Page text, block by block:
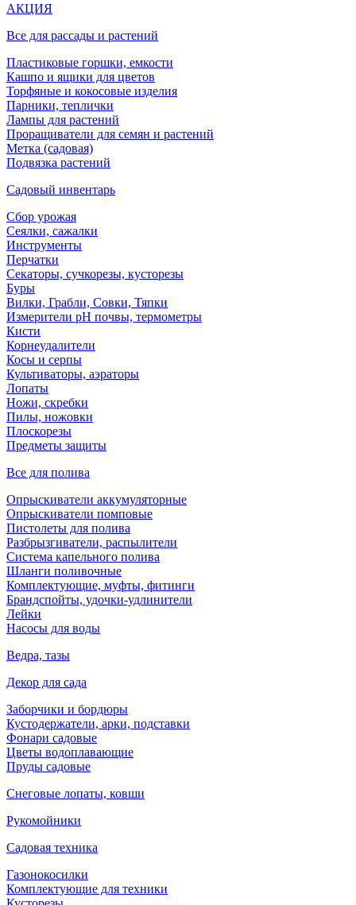
АКЦИЯ
Все для рассады и растений
Пластиковые горшки, емкости
Кашпо и ящики для цветов
Торфяные и кокосовые изделия
Парники, теплички
Лампы для растений
Проращиватели для семян и растений
Метка (садовая)
Подвязка растений
Садовый инвентарь
Сбор урожая
Сеялки, сажалки
Инструменты
Перчатки
Секаторы, сучкорезы, кусторезы
Буры
Вилки, Грабли, Совки, Тяпки
Измерители pH почвы, термометры
Кисти
Корнеудалители
Косы и серпы
Культиваторы, аэраторы
Лопаты
Ножи, скребки
Пилы, ножовки
Плоскорезы
Предметы защиты
Все для полива
Опрыскиватели аккумуляторные
Опрыскиватели помповые
Пистолеты для полива
Разбрызгиватели, распылители
Система капельного полива
Шланги поливочные
Комплектующие, муфты, фитинги
Брандспойты, удочки-удлинители
Лейки
Насосы для воды
Ведра, тазы
Декор для сада
Заборчики и бордюры
Кустодержатели, арки, подставки
Фонари садовые
Цветы водоплавающие
Пруды садовые
Снеговые лопаты, ковши
Рукомойники
Садовая техника
Газонокосилки
Комплектующие для техники